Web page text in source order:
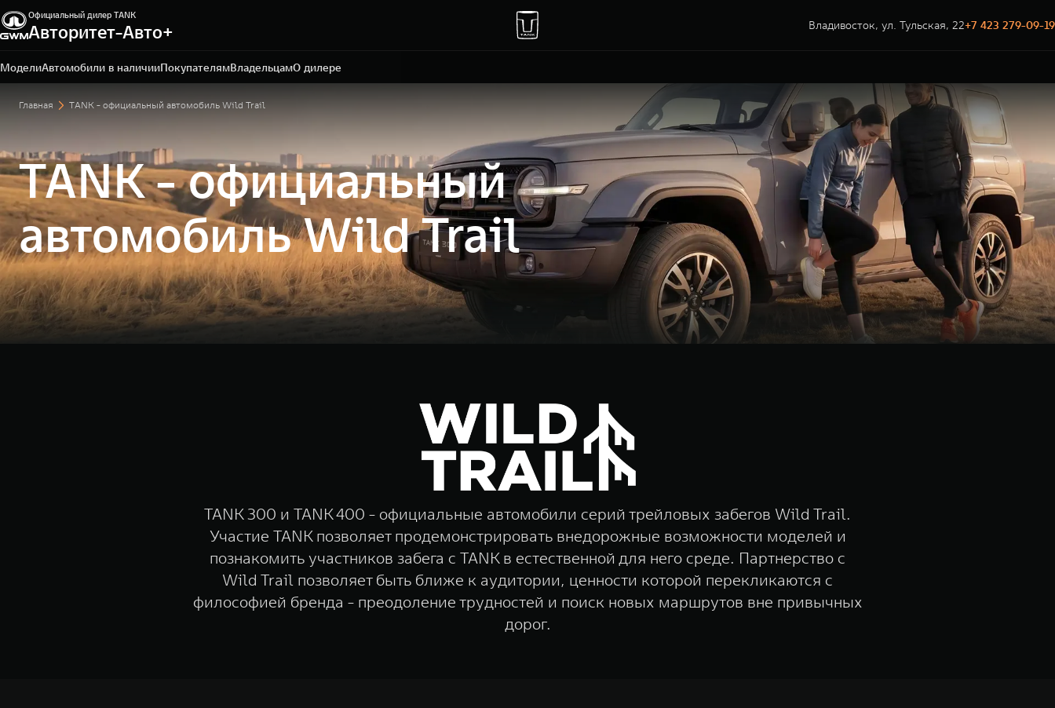
Официальный дилер TANK
Авторитет-Авто+ Владивосток, ул. Тульская, 22+7 423 279-09-19
МоделиАвтомобили в наличииПокупателямВладельцамО дилере
Владивосток, ул. Тульская, 22
+7 423 279-09-19
Главная TANK - официальный автомобиль Wild Trail
TANK - официальный
автомобиль Wild Trail
TANK 300 и TANK 400 - официальные автомобили серий трейловых забегов Wild Trail.
Участие TANK позволяет продемонстрировать внедорожные возможности моделей и
познакомить участников забега с TANK в естественной для него среде. Партнерство с
Wild Trail позволяет быть ближе к аудитории, ценности которой перекликаются с
философией бренда - преодоление трудностей и поиск новых маршрутов вне привычных
дорог.